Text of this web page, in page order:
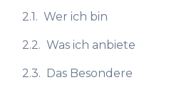
2.1. Wer ich bin
2.2. Was ich anbiete
2.3. Das Besondere